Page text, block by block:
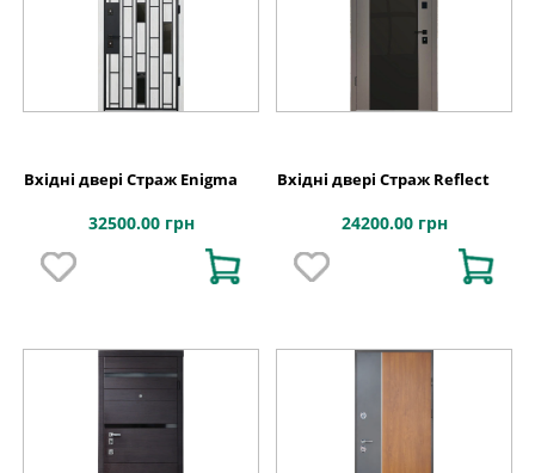
Вхідні двері Страж Enigma
32500.00 грн
Вхідні двері Страж Reflect
24200.00 грн